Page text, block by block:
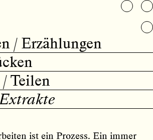
/ Erzählungen
Teilen
ist ein Prozess. Ein immer